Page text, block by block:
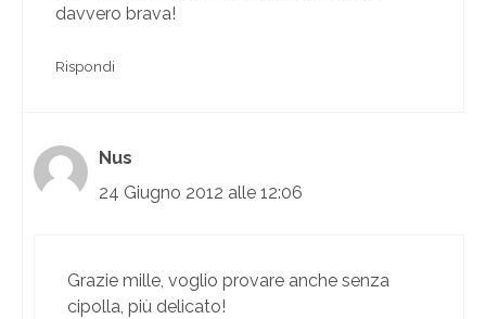
davvero brava!
Rispondi
Nus
24 Giugno 2012 alle 12:06
Grazie mille, voglio provare anche senza
cipolla, più delicato!